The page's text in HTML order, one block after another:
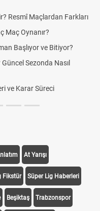
Resmî Maçlardan Farkları
Maç Oynanır?
Başlıyor ve Bitiyor?
Sezonda Nasıl
ve Karar Süreci
At Yarışı
Fikstür Süper Lig Haberleri
Beşiktaş Trabzonspor